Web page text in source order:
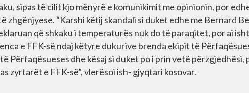
sipas të cilit kjo mënyrë e komunikimit me opinionin, por
zhgënjyese. “Karshi këtij skandali si duket edhe me Bernard
që shkaku i temperaturës nuk do të paraqitet, por ai
e FFK-së ndaj këtyre dukurive brenda ekipit të
Përfaqësueses dhe kësaj si duket po i prin vetë përzgjedhësi,
zyrtarët e FFK-së”, vlerësoi ish- gjyqtari kosovar.